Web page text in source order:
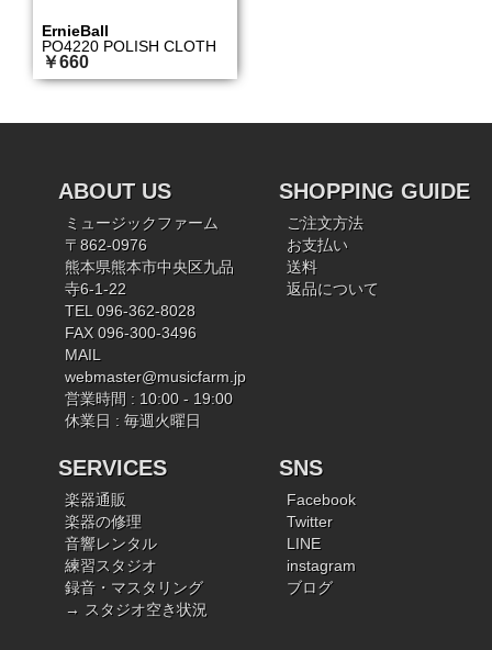
ErnieBall
PO4220 POLISH CLOTH
￥660
ABOUT US
ミュージックファーム
〒862-0976
熊本県熊本市中央区九品
寺6-1-22
TEL 096-362-8028
FAX 096-300-3496
MAIL
webmaster@musicfarm.jp
営業時間 : 10:00 - 19:00
休業日 : 毎週火曜日
SHOPPING GUIDE
ご注文方法
お支払い
送料
返品について
SERVICES
楽器通販
楽器の修理
音響レンタル
練習スタジオ
録音・マスタリング
→ スタジオ空き状況
SNS
Facebook
Twitter
LINE
instagram
ブログ